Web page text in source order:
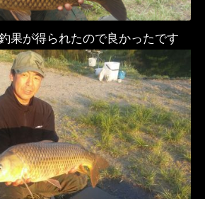
果が得られたので良かったです